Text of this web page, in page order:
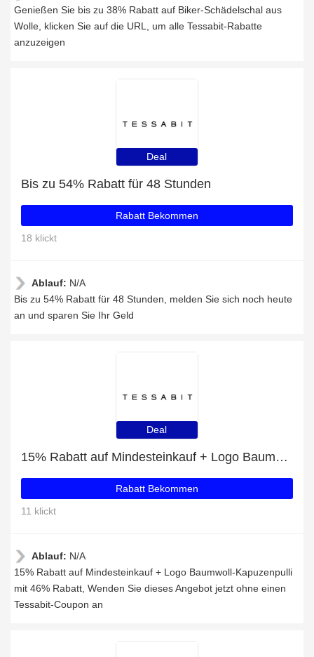
Genießen Sie bis zu 38% Rabatt auf Biker-Schädelschal aus
Wolle, klicken Sie auf die URL, um alle Tessabit-Rabatte
anzuzeigen
Deal
Bis zu 54% Rabatt für 48 Stunden
Rabatt Bekommen
18 klickt
Ablauf: N/A
Bis zu 54% Rabatt für 48 Stunden, melden Sie sich noch heute
an und sparen Sie Ihr Geld
Deal
15% Rabatt auf Mindesteinkauf + Logo Baumwoll-Kapuzenpulli mit 46% Rabatt
Rabatt Bekommen
11 klickt
Ablauf: N/A
15% Rabatt auf Mindesteinkauf + Logo Baumwoll-Kapuzenpulli
mit 46% Rabatt, Wenden Sie dieses Angebot jetzt ohne einen
Tessabit-Coupon an